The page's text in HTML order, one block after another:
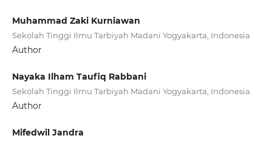
Muhammad Zaki Kurniawan
Sekolah Tinggi Ilmu Tarbiyah Madani Yogyakarta, Indonesia
Author
Nayaka Ilham Taufiq Rabbani
Sekolah Tinggi Ilmu Tarbiyah Madani Yogyakarta, Indonesia
Author
Mifedwil Jandra